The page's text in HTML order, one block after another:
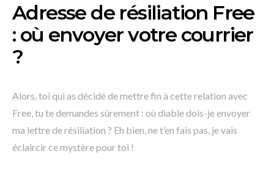
Adresse de résiliation Free
: où envoyer votre courrier
?
Alors, toi qui as décidé de mettre fin à cette relation avec
Free, tu te demandes sûrement : où diable dois-je envoyer
ma lettre de résiliation ? Eh bien, ne t’en fais pas, je vais
éclaircir ce mystère pour toi !